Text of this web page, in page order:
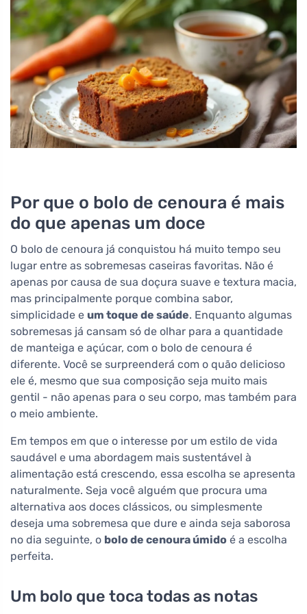
Por que o bolo de cenoura é mais
do que apenas um doce
O bolo de cenoura já conquistou há muito tempo seu
lugar entre as sobremesas caseiras favoritas. Não é
apenas por causa de sua doçura suave e textura macia,
mas principalmente porque combina sabor,
simplicidade e um toque de saúde. Enquanto algumas
sobremesas já cansam só de olhar para a quantidade
de manteiga e açúcar, com o bolo de cenoura é
diferente. Você se surpreenderá com o quão delicioso
ele é, mesmo que sua composição seja muito mais
gentil - não apenas para o seu corpo, mas também para
o meio ambiente.
Em tempos em que o interesse por um estilo de vida
saudável e uma abordagem mais sustentável à
alimentação está crescendo, essa escolha se apresenta
naturalmente. Seja você alguém que procura uma
alternativa aos doces clássicos, ou simplesmente
deseja uma sobremesa que dure e ainda seja saborosa
no dia seguinte, o bolo de cenoura úmido é a escolha
perfeita.
Um bolo que toca todas as notas